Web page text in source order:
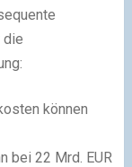
die
können
bei 22 Mrd. EUR